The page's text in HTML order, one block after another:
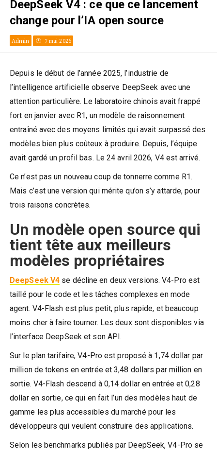
DeepSeek V4 : ce que ce lancement
change pour l’IA open source
Admin 7 mai 2026
Depuis le début de l’année 2025, l’industrie de
l’intelligence artificielle observe DeepSeek avec une
attention particulière. Le laboratoire chinois avait frappé
fort en janvier avec R1, un modèle de raisonnement
entraîné avec des moyens limités qui avait surpassé des
modèles bien plus coûteux à produire. Depuis, l’équipe
avait gardé un profil bas. Le 24 avril 2026, V4 est arrivé.
Ce n’est pas un nouveau coup de tonnerre comme R1.
Mais c’est une version qui mérite qu’on s’y attarde, pour
trois raisons concrètes.
Un modèle open source qui
tient tête aux meilleurs
modèles propriétaires
DeepSeek V4 se décline en deux versions. V4-Pro est
taillé pour le code et les tâches complexes en mode
agent. V4-Flash est plus petit, plus rapide, et beaucoup
moins cher à faire tourner. Les deux sont disponibles via
l’interface DeepSeek et son API.
Sur le plan tarifaire, V4-Pro est proposé à 1,74 dollar par
million de tokens en entrée et 3,48 dollars par million en
sortie. V4-Flash descend à 0,14 dollar en entrée et 0,28
dollar en sortie, ce qui en fait l’un des modèles haut de
gamme les plus accessibles du marché pour les
développeurs qui veulent construire des applications.
Selon les benchmarks publiés par DeepSeek, V4-Pro se